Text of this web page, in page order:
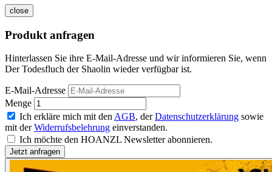
close
Produkt anfragen
Hinterlassen Sie ihre E-Mail-Adresse und wir informieren Sie, wenn
Der Todesfluch der Shaolin wieder verfügbar ist.
E-Mail-Adresse
Menge
Ich erkläre mich mit den AGB, derDatenschutzerklärung sowie
mit derWiderrufsbelehrung einverstanden.
Ich möchte den HOANZL Newsletter abonnieren.